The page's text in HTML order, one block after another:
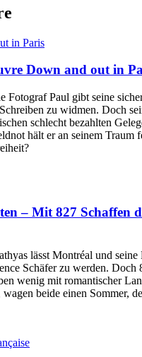
Down and out in
Fotograf Paul gibt seine
zu widmen. Doch
schlecht bezahlten
hält er an seinem Traum
– Mit 827 Schaffen
lässt Montréal und
Schäfer zu werden. Doch
wenig mit romantischer
wagen beide einen Sommer,